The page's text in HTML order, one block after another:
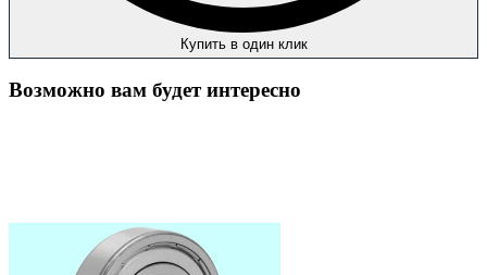
Купить в один клик
Возможно вам будет интересно